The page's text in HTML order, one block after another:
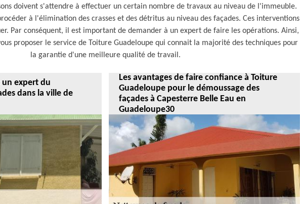
doivent s'attendre à effectuer un certain nombre de travaux au niveau de l'immeuble.
à l'élimination des crasses et des détritus au niveau des façades. Ces interventions
Par conséquent, il est important de demander à un expert de faire les opérations. Ainsi,
proposer le service de Toiture Guadeloupe qui connait la majorité des techniques pour
la garantie d'une meilleure qualité de travail.
un expert du
dans la ville de
Les avantages de faire confiance à Toiture
Guadeloupe pour le démoussage des
façades à Capesterre Belle Eau en
Guadeloupe30